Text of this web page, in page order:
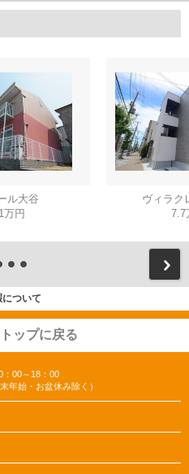
ル大谷
万円
ヴィラク
7.7
ついて
ップに戻る
：00～18：00
年始・お盆休み除く）